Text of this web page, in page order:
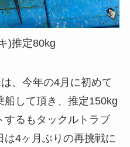
)推定80kg
、今年の4月に初めて
船して頂き、推定150kg
するもタックルトラブ
は4ヶ月ぶりの再挑戦に